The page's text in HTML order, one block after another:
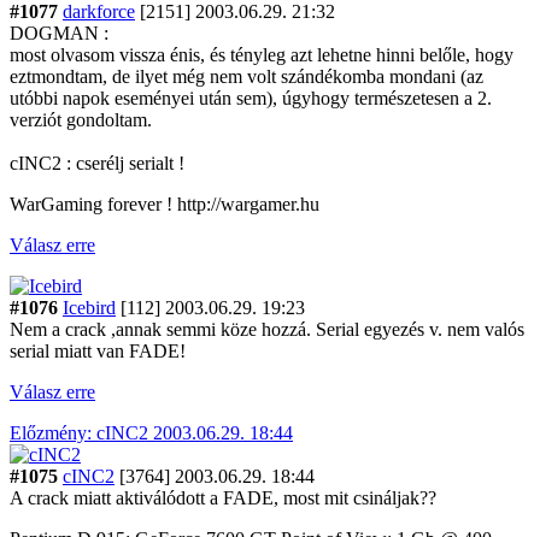
#1077 darkforce [2151] 2003.06.29. 21:32
DOGMAN :
most olvasom vissza énis, és tényleg azt lehetne hinni belőle, hogy
eztmondtam, de ilyet még nem volt szándékomba mondani (az
utóbbi napok eseményei után sem), úgyhogy természetesen a 2.
verziót gondoltam.
cINC2 : cserélj serialt !
WarGaming forever ! http://wargamer.hu
Válasz erre
#1076 Icebird [112] 2003.06.29. 19:23
Nem a crack ,annak semmi köze hozzá. Serial egyezés v. nem valós
serial miatt van FADE!
Válasz erre
Előzmény: cINC2 2003.06.29. 18:44
#1075 cINC2 [3764] 2003.06.29. 18:44
A crack miatt aktiválódott a FADE, most mit csináljak??